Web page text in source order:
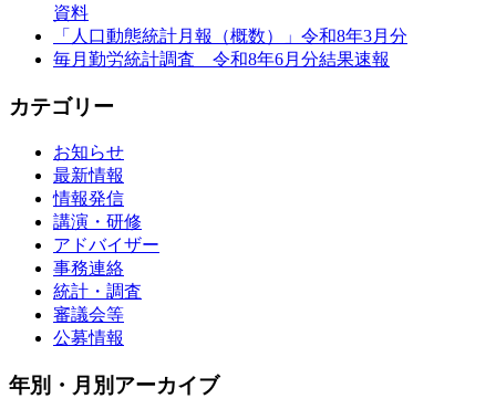
資料
「人口動態統計月報（概数）」令和8年3月分
毎月勤労統計調査 令和8年6月分結果速報
カテゴリー
お知らせ
最新情報
情報発信
講演・研修
アドバイザー
事務連絡
統計・調査
審議会等
公募情報
年別・月別アーカイブ